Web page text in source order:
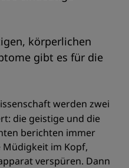
körperlichen
gibt es für die
werden zwei
die geistige und die
berichten immer
Müdigkeit im Kopf,
verspüren. Dann